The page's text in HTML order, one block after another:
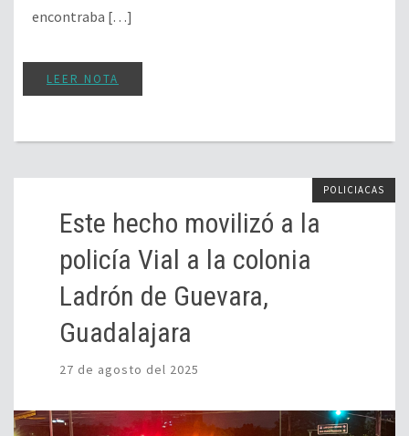
encontraba […]
LEER NOTA
POLICIACAS
Este hecho movilizó a la
policía Vial a la colonia
Ladrón de Guevara,
Guadalajara
27 de agosto del 2025